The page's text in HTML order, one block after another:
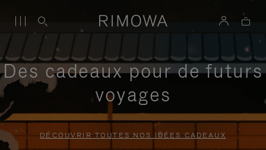
Des cadeaux pour de futurs
voyages
DÉCOUVRIR TOUTES NOS IDÉES CADEAUX